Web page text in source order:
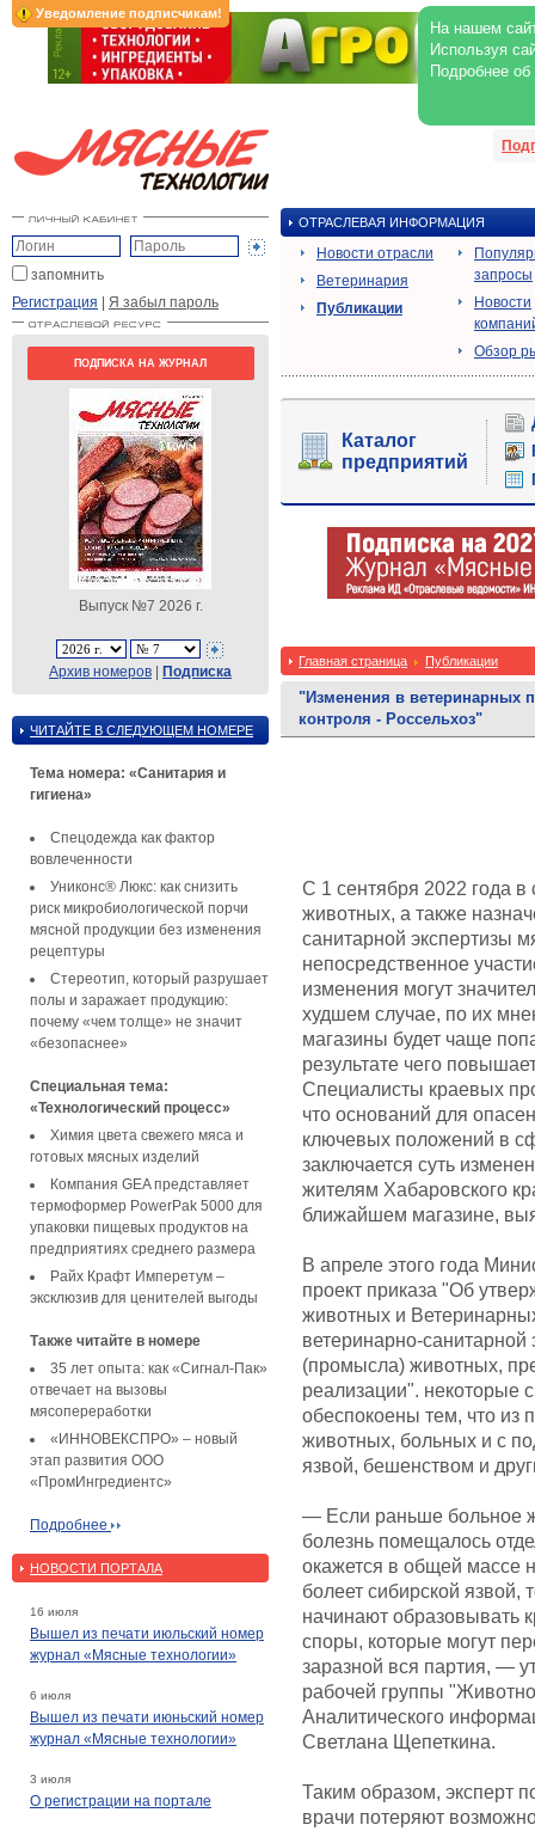
Уведомление подписчикам!
На нашем
Используя
Подробнее
запомнить
Регистрация | Я забыл пароль
ПОДПИСКА НА ЖУРНАЛ
Выпуск №7 2026 г.
Архив номеров | Подписка
ЧИТАЙТЕ В СЛЕДУЮЩЕМ НОМЕРЕ
Тема номера: «Санитария и
гигиена»
Спецодежда как фактор
вовлеченности
Униконс® Люкс: как снизить
риск микробиологической порчи
мясной продукции без изменения
рецептуры
Стереотип, который разрушает
полы и заражает продукцию:
почему «чем толще» не значит
«безопаснее»
Специальная тема:
«Технологический процесс»
Химия цвета свежего мяса и
готовых мясных изделий
Компания GEA представляет
термоформер PowerPak 5000 для
упаковки пищевых продуктов на
предприятиях среднего размера
Райх Крафт Имперетум –
эксклюзив для ценителей выгоды
Также читайте в номере
35 лет опыта: как «Сигнал-Пак»
отвечает на вызовы
мясопереработки
«ИННОВЕКСПРО» – новый
этап развития ООО
«ПромИнгредиентс»
Подробнее
НОВОСТИ ПОРТАЛА
16 июля
Вышел из печати июльский номер
журнал «Мясные технологии»
6 июля
Вышел из печати июньский номер
журнал «Мясные технологии»
3 июля
О регистрации на портале
ОТРАСЛЕВАЯ ИНФОРМАЦИЯ
Новости отрасли
Ветеринария
Публикации
запросы
Новости
Обзор
Каталог
предприятий
Главная страница Публикации
"Изменения в ветеринарных
контроля - Россельхоз"
С 1 сентября 2022 года
животных, а также
санитарной экспертизы
непосредственное
изменения могут
худшем случае, по их
магазины будет чаще
результате чего
Специалисты краевых
что оснований для
ключевых положений в
заключается суть
жителям Хабаровского
ближайшем магазине,
В апреле этого года
проект приказа "Об
животных и
ветеринарно-санитарной
(промысла) животных,
реализации". некоторые
обеспокоены тем, что из
животных, больных и с
язвой, бешенством и
— Если раньше больное
болезнь помещалось
окажется в общей массе
болеет сибирской язвой,
начинают образовывать
споры, которые могут
заразной вся партия, —
рабочей группы
Аналитического
Светлана Щепеткина.
Таким образом, эксперт
врачи потеряют